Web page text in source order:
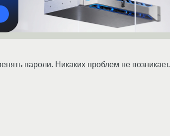
пароли. Никаких проблем не возникает.